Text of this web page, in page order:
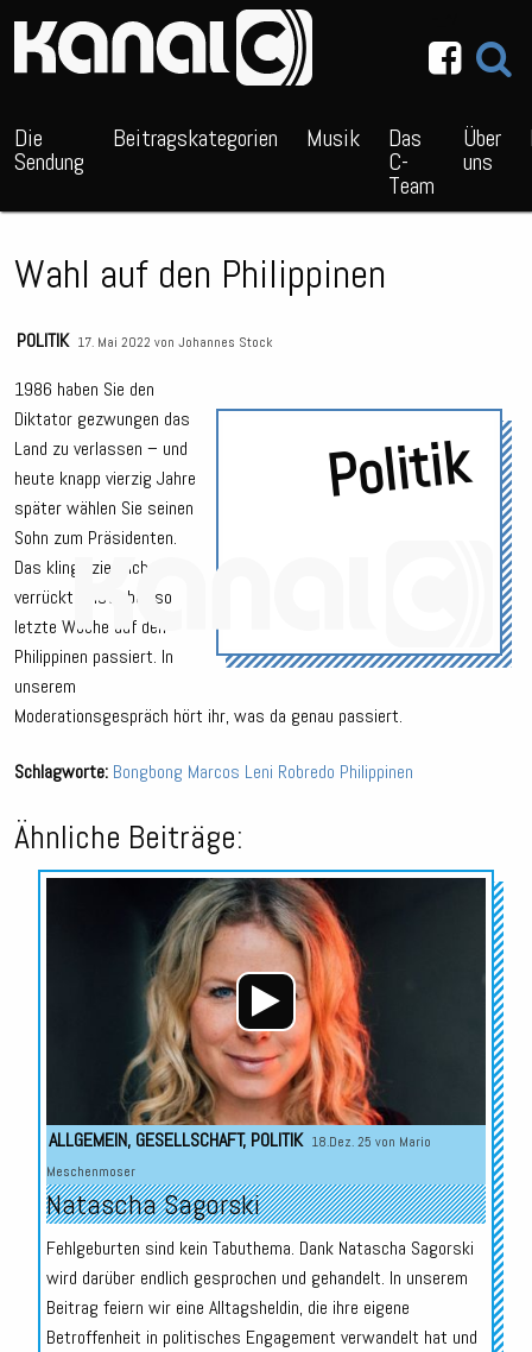
Die
Sendung
Beitragskategorien Musik Das
C-
Team
Über
uns
Wahl auf den Philippinen
POLITIK 17. Mai 2022 von Johannes Stock
Politik
1986 haben Sie den
Diktator gezwungen das
Land zu verlassen – und
heute knapp vierzig Jahre
später wählen Sie seinen
Sohn zum Präsidenten.
Das klingt ziemlich
verrückt – ist aber so
letzte Woche auf den
Philippinen passiert. In
unserem
Moderationsgespräch hört ihr, was da genau passiert.
Schlagworte: Bongbong Marcos Leni Robredo Philippinen
Ähnliche Beiträge:
Audio-
Player
ALLGEMEIN, GESELLSCHAFT, POLITIK 18.Dez. 25 von Mario
Meschenmoser
Natascha Sagorski
Fehlgeburten sind kein Tabuthema. Dank Natascha Sagorski
wird darüber endlich gesprochen und gehandelt. In unserem
Beitrag feiern wir eine Alltagsheldin, die ihre eigene
Betroffenheit in politisches Engagement verwandelt hat und